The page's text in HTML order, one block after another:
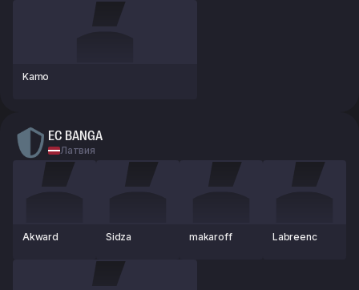
Kamo
EC BANGA
Латвия
Akward Sidza makaroff Labreenc